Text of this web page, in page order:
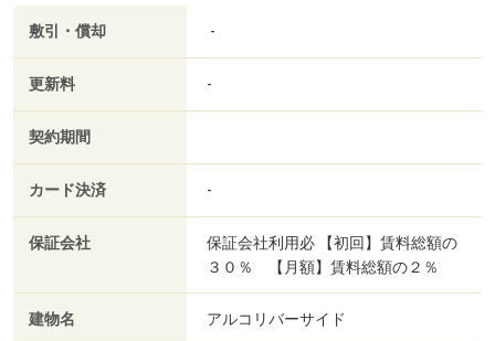
敷引・償却 -
更新料 -
契約期間
カード決済 -
保証会社
保証会社利用必 【初回】賃料総額の
３０％ 【月額】賃料総額の２％
建物名 アルコリバーサイド